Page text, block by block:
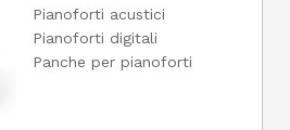
Pianoforti acustici
Pianoforti digitali
Panche per pianoforti